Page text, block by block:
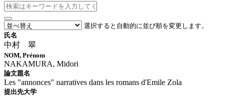
選択すると自動的に並び順を変更します。
氏名
中村 翠
NOM, Prénom
NAKAMURA, Midori
論文題名
Les "annonces" narratives dans les romans d'Emile Zola
提出先大学